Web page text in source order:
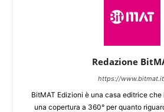
Redazione
https://
BitMAT Edizioni è una casa editrice
una copertura a 360° per quanto